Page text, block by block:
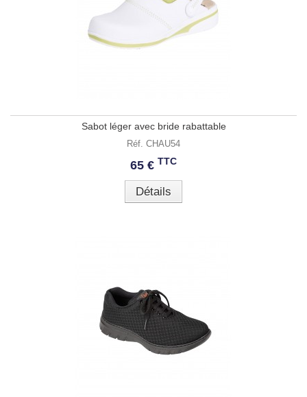
Sabot léger avec bride rabattable
Réf. CHAU54
65 € TTC
Détails